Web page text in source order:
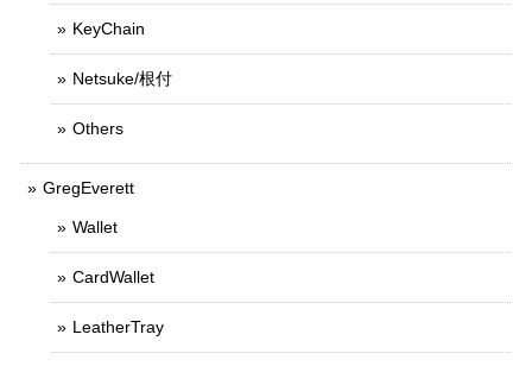
KeyChain
Netsuke/根付
Others
GregEverett
Wallet
CardWallet
LeatherTray